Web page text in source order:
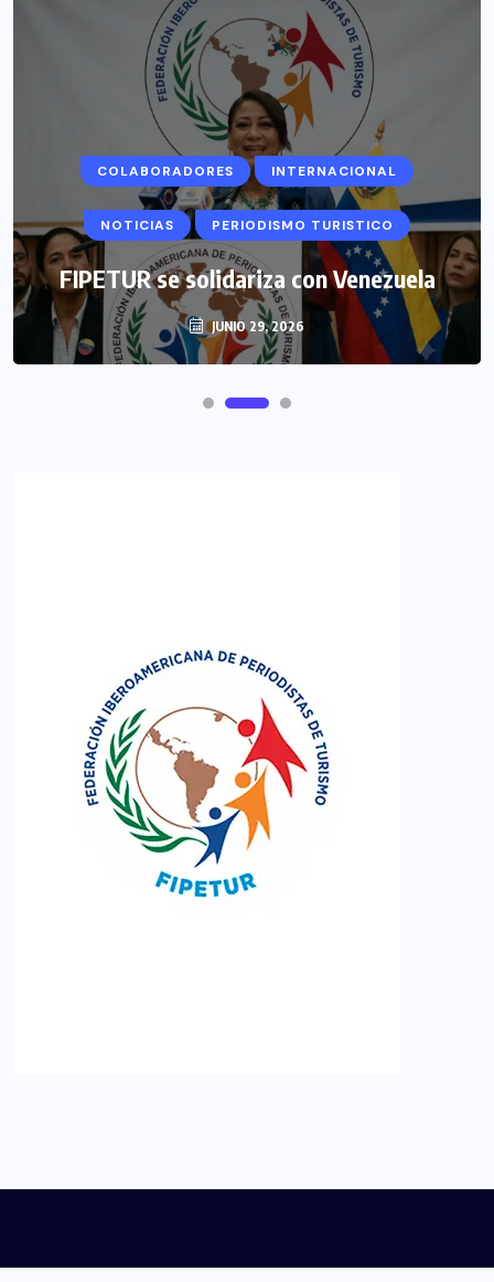
COLABORADORES INTERNACIONAL
NOTICIAS PERIODISMO TURISTICO
FIPETUR se solidariza con Venezuela
JUNIO 29, 2026